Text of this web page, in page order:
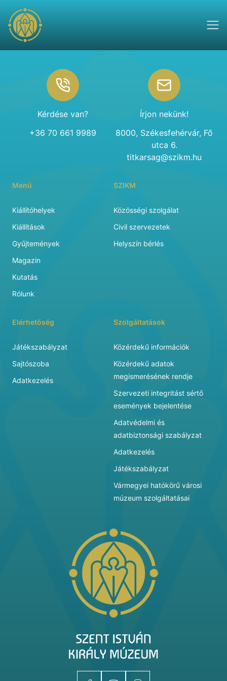
Kérdése van?
+36 70 661 9989
Írjon nekünk!
8000, Székesfehérvár, Fő
utca 6.
titkarsag@szikm.hu
Menü
Kiállítóhelyek
Kiállítások
Gyűjtemények
Magazin
Kutatás
Rólunk
SZIKM
Közösségi szolgálat
Civil szervezetek
Helyszín bérlés
Elérhetőség
Játékszabályzat
Sajtószoba
Adatkezelés
Szolgáltatások
Közérdekű információk
Közérdekű adatok
megismerésének rendje
Szervezeti integritást sértő
események bejelentése
Adatvédelmi és
adatbiztonsági szabályzat
Adatkezelés
Játékszabályzat
Vármegyei hatókörű városi
múzeum szolgáltatásai